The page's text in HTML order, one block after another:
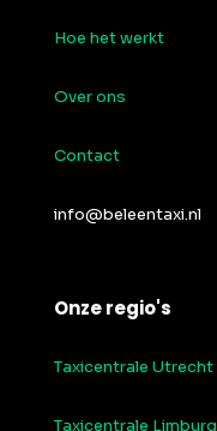
Hoe het werkt
Over ons
Contact
info@beleentaxi.nl
Onze regio's
Taxicentrale Utrecht
Taxicentrale Limburg